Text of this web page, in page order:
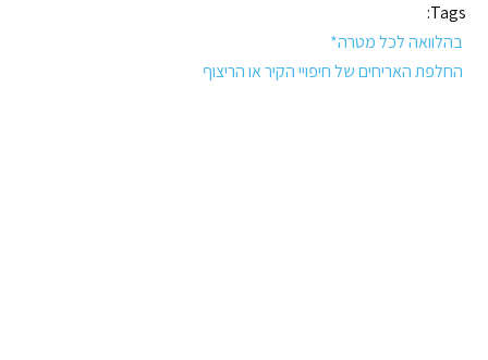
Tags:
בהלוואה לכל מטרה*
החלפת האריחים של חיפויי הקיר או הריצוף